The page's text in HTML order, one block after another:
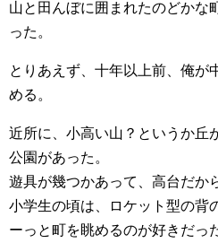
山と田んぼに囲まれたのどかな
った。
とりあえず、十年以上前、俺が
める。
近所に、小高い山？というか丘
公園があった。
遊具が幾つかあって、高台だか
小学生の頃は、ロケット型の背
ーっと町を眺めるのが好きだっ